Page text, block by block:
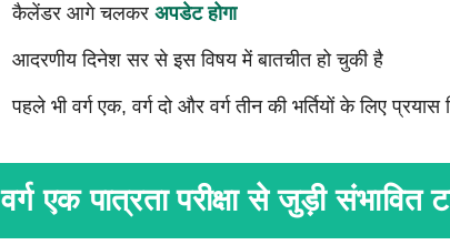
कैलेंडर आगे चलकर अपडेट होगा
आदरणीय दिनेश सर से इस विषय में बातचीत हो चुकी है
पहले भी वर्ग एक, वर्ग दो और वर्ग तीन की भर्तियों के लिए प्रयास
वर्ग एक पात्रता परीक्षा से जुड़ी संभावित